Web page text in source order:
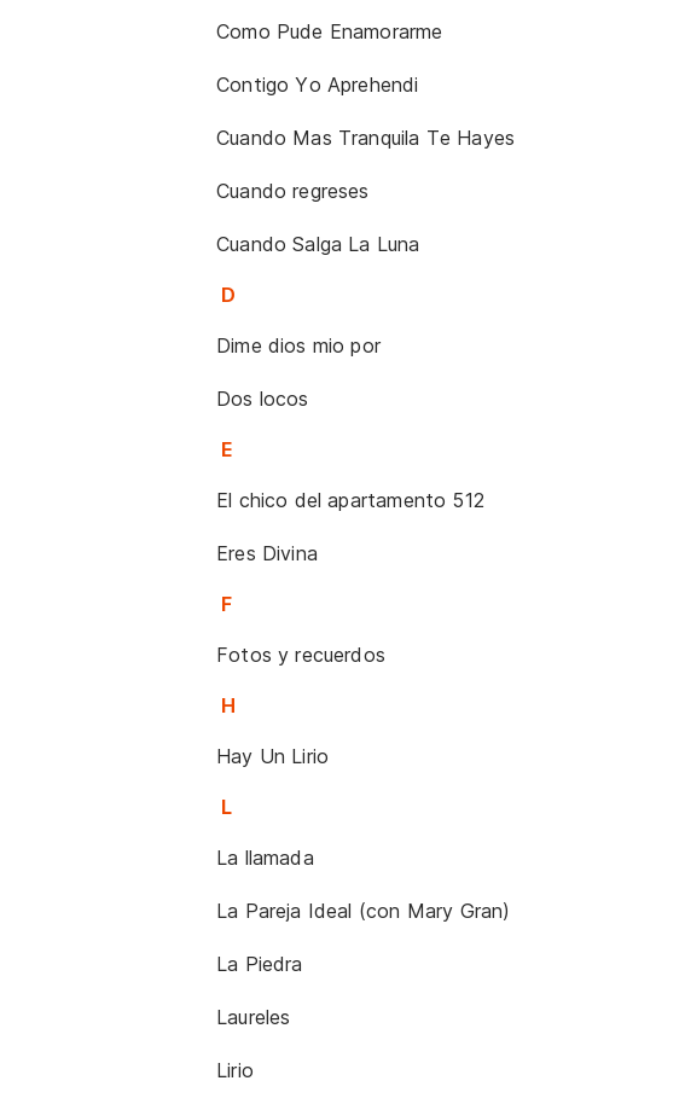
Como Pude Enamorarme
Contigo Yo Aprehendi
Cuando Mas Tranquila Te Hayes
Cuando regreses
Cuando Salga La Luna
D
Dime dios mio por
Dos locos
E
El chico del apartamento 512
Eres Divina
F
Fotos y recuerdos
H
Hay Un Lirio
L
La llamada
La Pareja Ideal (con Mary Gran)
La Piedra
Laureles
Lirio